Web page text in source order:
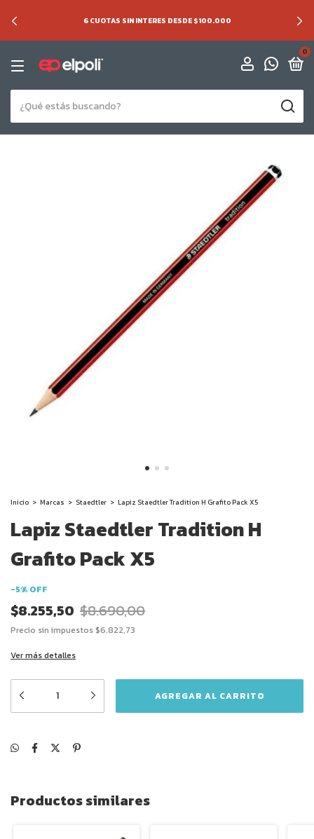
6 CUOTAS SIN INTERES DESDE $100.000
0
Inicio > Marcas > Staedtler > Lapiz Staedtler Tradition H Grafito Pack X5
Lapiz Staedtler Tradition H
Grafito Pack X5
-5% OFF
$8.255,50 $8.690,00
Precio sin impuestos$6.822,73
Ver más detalles
Productos similares